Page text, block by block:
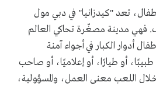
تعد "كيدزانيا" في دبي مول
فهي مدينة مصغّرة تحاكي العالم
أدوار الكبار في أجواء آمنة
أو طيارًا، أو إعلاميًا، أو صاحب
اللعب معنى العمل، والمسؤولية،